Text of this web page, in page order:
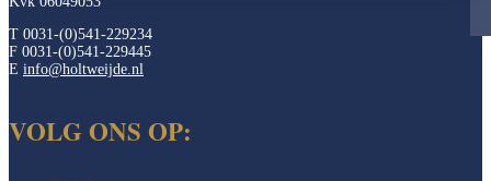
T 0031-(0)541-229234
F 0031-(0)541-229445
E info@holtweijde.nl
VOLG ONS OP: